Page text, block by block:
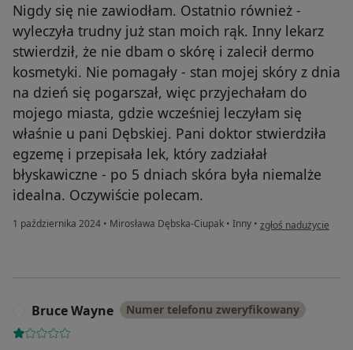
Nigdy się nie zawiodłam. Ostatnio również -
wyleczyła trudny już stan moich rąk. Inny lekarz
stwierdził, że nie dbam o skórę i zalecił dermo
kosmetyki. Nie pomagały - stan mojej skóry z dnia
na dzień się pogarszał, więc przyjechałam do
mojego miasta, gdzie wcześniej leczyłam się
właśnie u pani Dębskiej. Pani doktor stwierdziła
egzemę i przepisała lek, który zadziałał
błyskawiczne - po 5 dniach skóra była niemalże
idealna. Oczywiście polecam.
1 października 2024 • Mirosława Dębska-Ciupak • Inny • w opinii użytkownika
zgłoś nadużycie
Bruce Wayne Numer telefonu zweryfikowany